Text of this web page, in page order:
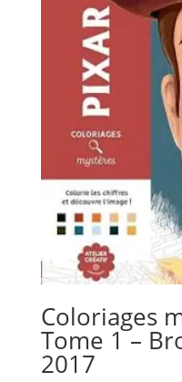
Coloriages
Tome 1 –
2017